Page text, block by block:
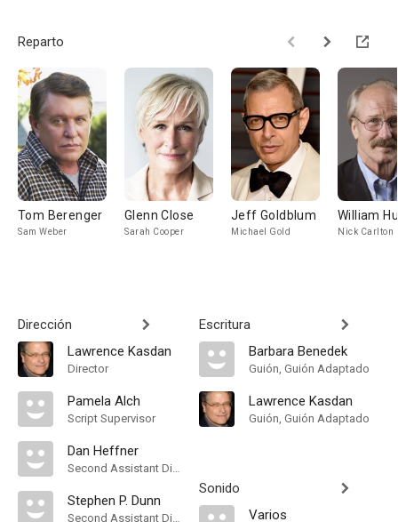
Reparto
Tom Berenger
Sam Weber
Glenn Close
Sarah Cooper
Jeff Goldblum
Michael Gold
William
Nick Carlton
Dirección
Lawrence Kasdan
Director
Pamela Alch
Script Supervisor
Dan Heffner
Second Assistant Director
Stephen P. Dunn
Second Assistant Director
Escritura
Barbara Benedek
Guión, Guión Adaptado
Lawrence Kasdan
Guión, Guión Adaptado
Sonido
Varios